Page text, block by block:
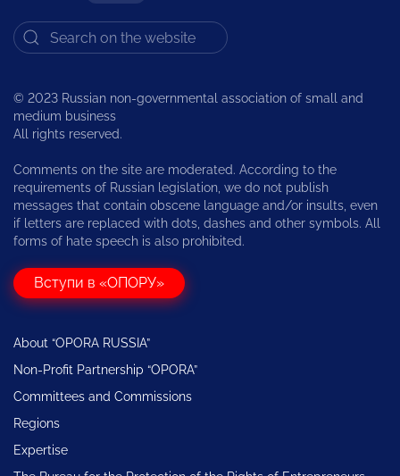
© 2023 Russian non-governmental association of small and
medium business
All rights reserved.
Comments on the site are moderated. According to the
requirements of Russian legislation, we do not publish
messages that contain obscene language and/or insults, even
if letters are replaced with dots, dashes and other symbols. All
forms of hate speech is also prohibited.
Вступи в «ОПОРУ»
About “OPORA RUSSIA”
Non-Profit Partnership “OPORA”
Committees and Commissions
Regions
Expertise